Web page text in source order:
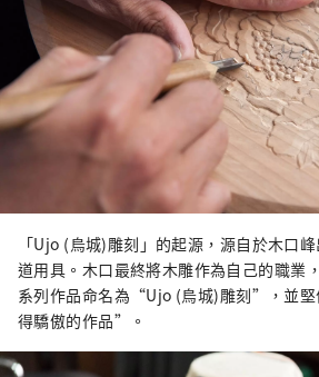
「Ujo (烏城)雕刻」的起源，源自於木口
道用具。木口最終將木雕作為自己的職業
系列作品命名為“Ujo (烏城)雕刻”，並
得驕傲的作品”。